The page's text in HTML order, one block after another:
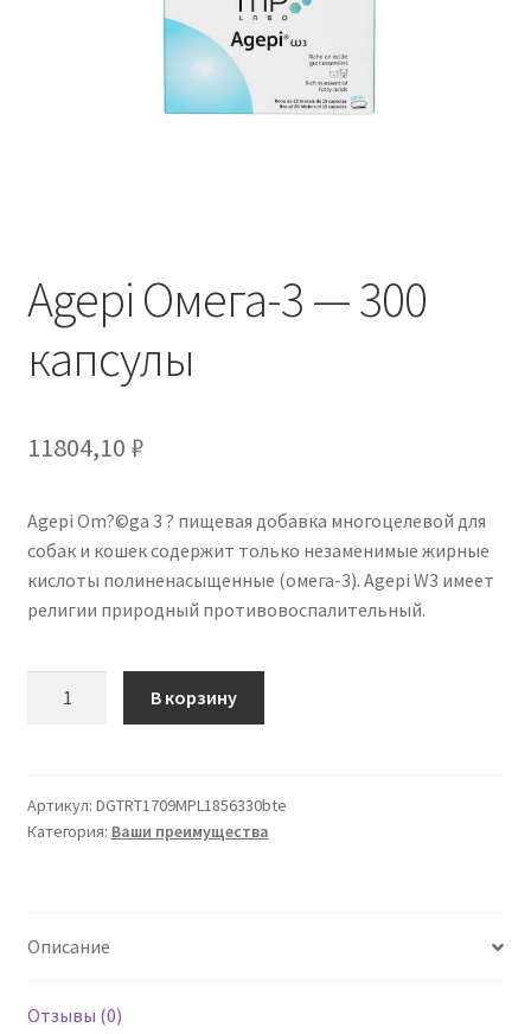
Оформление заказа
Agepi Омега-3 — 300
капсулы
11804,10 ₽
Agepi Om?©ga 3 ? пищевая добавка многоцелевой для
собак и кошек содержит только незаменимые жирные
кислоты полиненасыщенные (омега-3). Agepi W3 имеет
религии природный противовоспалительный.
-
300
В корзину
Артикул: DGTRT1709MPL1856330bte
Категория: Ваши преимущества
Описание
Отзывы (0)